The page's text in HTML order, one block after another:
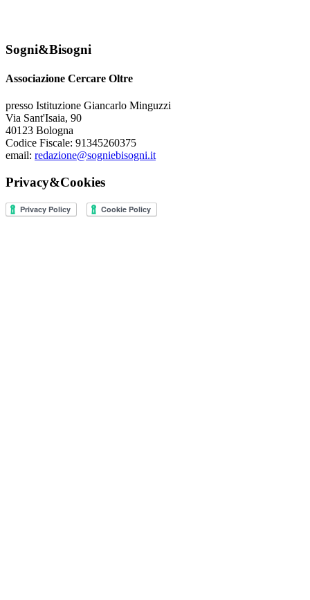
Sogni&Bisogni
Associazione Cercare Oltre
presso Istituzione Giancarlo Minguzzi
Via Sant'Isaia, 90
40123 Bologna
Codice Fiscale: 91345260375
email: redazione@sogniebisogni.it
Privacy&Cookies